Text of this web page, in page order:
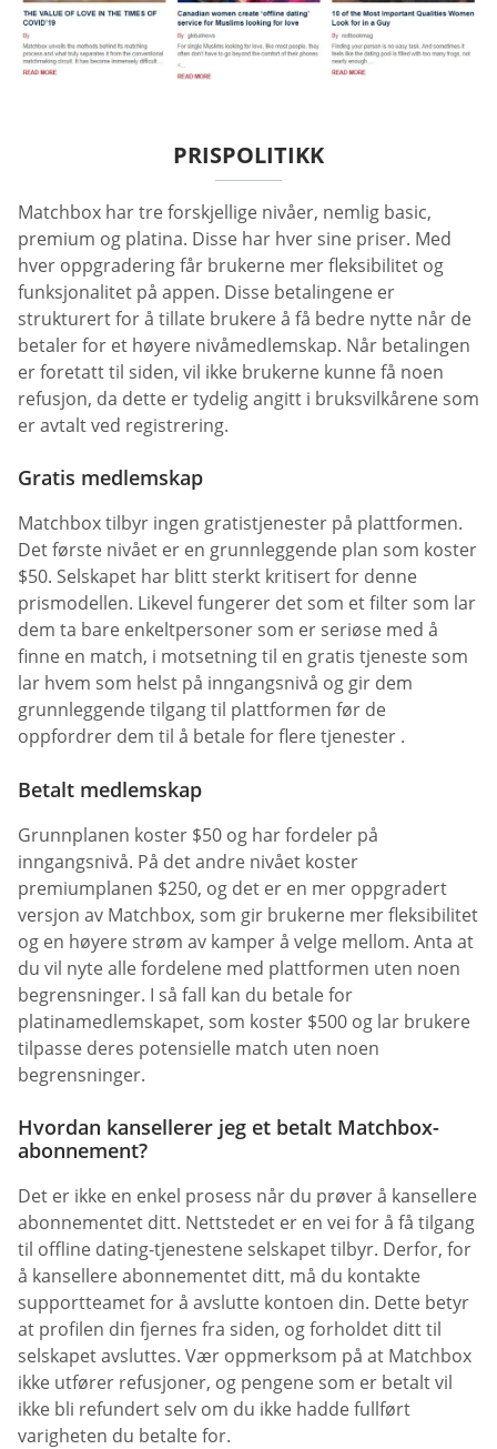
PRISPOLITIKK
Matchbox har tre forskjellige nivåer, nemlig basic,
premium og platina. Disse har hver sine priser. Med
hver oppgradering får brukerne mer fleksibilitet og
funksjonalitet på appen. Disse betalingene er
strukturert for å tillate brukere å få bedre nytte når de
betaler for et høyere nivåmedlemskap. Når betalingen
er foretatt til siden, vil ikke brukerne kunne få noen
refusjon, da dette er tydelig angitt i bruksvilkårene som
er avtalt ved registrering.
Gratis medlemskap
Matchbox tilbyr ingen gratistjenester på plattformen.
Det første nivået er en grunnleggende plan som koster
$50. Selskapet har blitt sterkt kritisert for denne
prismodellen. Likevel fungerer det som et filter som lar
dem ta bare enkeltpersoner som er seriøse med å
finne en match, i motsetning til en gratis tjeneste som
lar hvem som helst på inngangsnivå og gir dem
grunnleggende tilgang til plattformen før de
oppfordrer dem til å betale for flere tjenester .
Betalt medlemskap
Grunnplanen koster $50 og har fordeler på
inngangsnivå. På det andre nivået koster
premiumplanen $250, og det er en mer oppgradert
versjon av Matchbox, som gir brukerne mer fleksibilitet
og en høyere strøm av kamper å velge mellom. Anta at
du vil nyte alle fordelene med plattformen uten noen
begrensninger. I så fall kan du betale for
platinamedlemskapet, som koster $500 og lar brukere
tilpasse deres potensielle match uten noen
begrensninger.
Hvordan kansellerer jeg et betalt Matchbox-
abonnement?
Det er ikke en enkel prosess når du prøver å kansellere
abonnementet ditt. Nettstedet er en vei for å få tilgang
til offline dating-tjenestene selskapet tilbyr. Derfor, for
å kansellere abonnementet ditt, må du kontakte
supportteamet for å avslutte kontoen din. Dette betyr
at profilen din fjernes fra siden, og forholdet ditt til
selskapet avsluttes. Vær oppmerksom på at Matchbox
ikke utfører refusjoner, og pengene som er betalt vil
ikke bli refundert selv om du ikke hadde fullført
varigheten du betalte for.